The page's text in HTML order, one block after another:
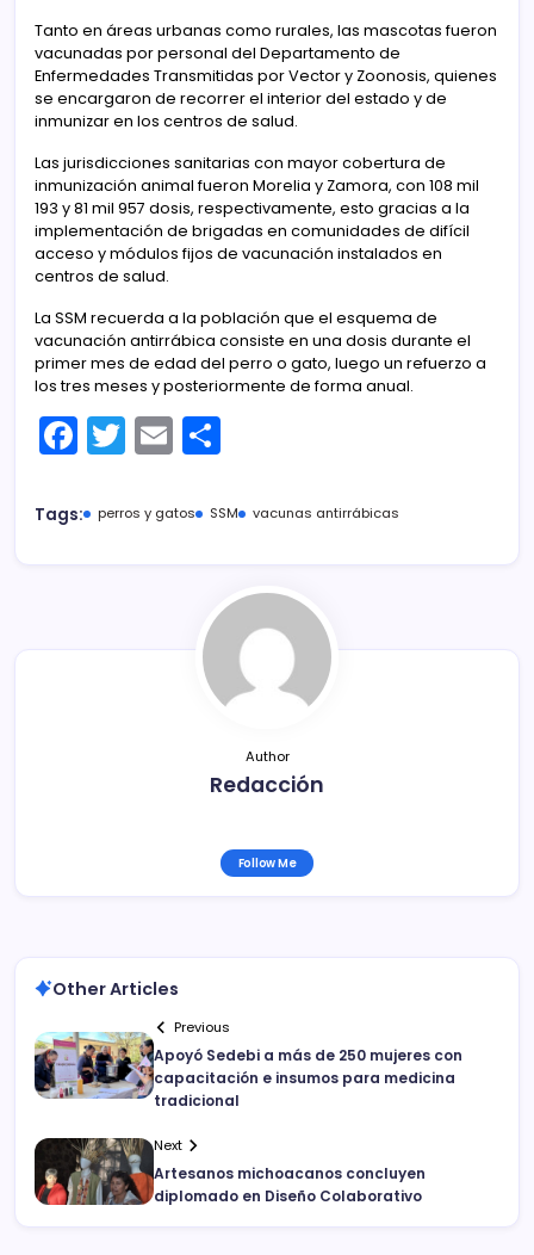
Tanto en áreas urbanas como rurales, las mascotas fueron
vacunadas por personal del Departamento de
Enfermedades Transmitidas por Vector y Zoonosis, quienes
se encargaron de recorrer el interior del estado y de
inmunizar en los centros de salud.
Las jurisdicciones sanitarias con mayor cobertura de
inmunización animal fueron Morelia y Zamora, con 108 mil
193 y 81 mil 957 dosis, respectivamente, esto gracias a la
implementación de brigadas en comunidades de difícil
acceso y módulos fijos de vacunación instalados en
centros de salud.
La SSM recuerda a la población que el esquema de
vacunación antirrábica consiste en una dosis durante el
primer mes de edad del perro o gato, luego un refuerzo a
los tres meses y posteriormente de forma anual.
F
a
c
T
w
itt
E
m
ai m
ar
tir
Tags: perros y gatos SSM vacunas antirrábicas
Author
Redacción
Follow Me
Other Articles
Previous
Apoyó Sedebi a más de 250 mujeres con
capacitación e insumos para medicina
tradicional
Next
Artesanos michoacanos concluyen
diplomado en Diseño Colaborativo